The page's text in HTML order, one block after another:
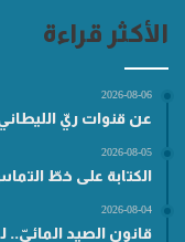
الأكثر قراءة
2026-08-06
عن قنوات ريّ
2026-08-05
الكتابة على خطّ
2026-08-04
قانون الصيد المائيّ..